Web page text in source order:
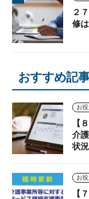
２
修
おすすめ記
【
介
状
【